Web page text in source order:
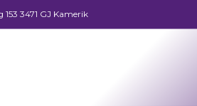
3471 GJ Kamerik